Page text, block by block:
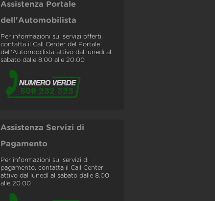
Assistenza Portale
dell'Automobilista
Per informazioni sui servizi offerti,
contatta il Call Center del Portale
dell'Automobilista attivo dal lunedì al
sabato dalle 8.00 alle 20.00
Assistenza Servizi di
Pagamento
Per informazioni sui servizi di
pagamento, contatta il Call Center
attivo dal lunedì al sabato dalle 8.00
alle 20.00